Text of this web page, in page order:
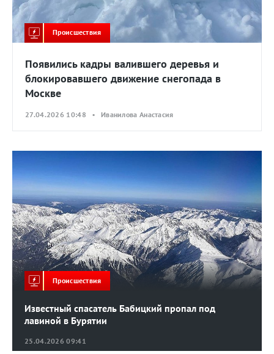
Происшествия
Появились кадры валившего деревья и
блокировавшего движение снегопада в
Москве
27.04.2026 10:48 • Иванилова Анастасия
25.04.2026 09:41
Известный спасатель Бабицкий пропал под
лавиной в Бурятии
Происшествия